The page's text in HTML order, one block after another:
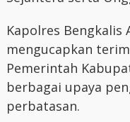
Kapolres Bengkalis
mengucapkan
Pemerintah
berbagai upaya
perbatasan.